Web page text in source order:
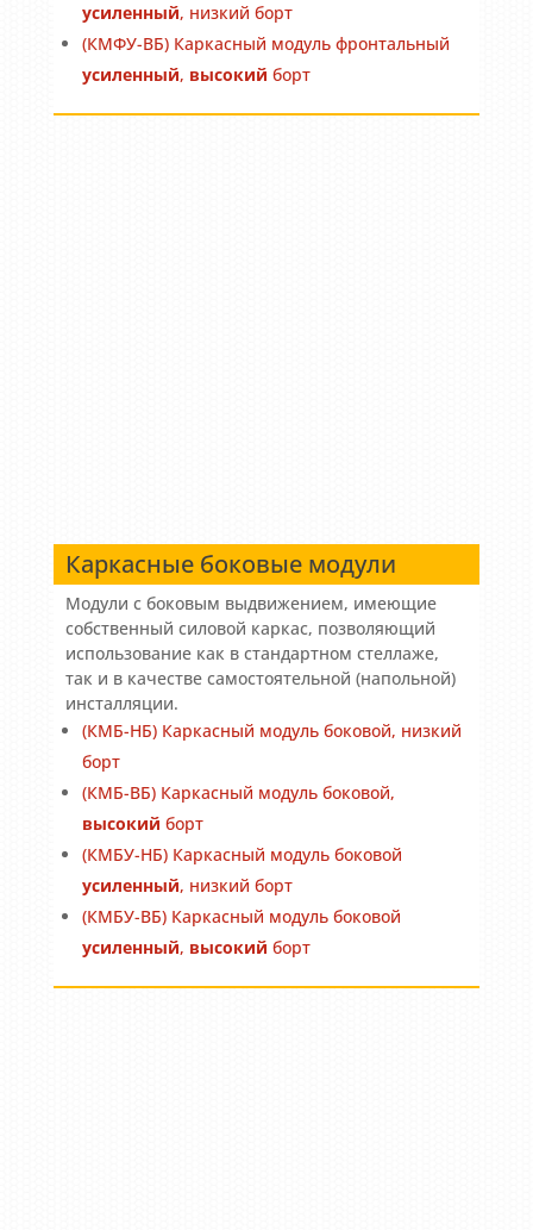
усиленный, низкий борт
(КМФУ-ВБ) Каркасный модуль фронтальный
усиленный, высокий борт
Каркасные боковые модули
Модули с боковым выдвижением, имеющие
собственный силовой каркас, позволяющий
использование как в стандартном стеллаже,
так и в качестве самостоятельной (напольной)
инсталляции.
(КМБ-НБ) Каркасный модуль боковой, низкий
борт
(КМБ-ВБ) Каркасный модуль боковой,
высокий борт
(КМБУ-НБ) Каркасный модуль боковой
усиленный, низкий борт
(КМБУ-ВБ) Каркасный модуль боковой
усиленный, высокий борт